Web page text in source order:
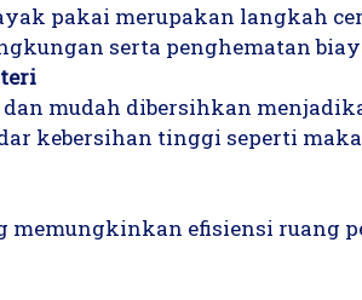
pakai merupakan langkah
serta penghematan
mudah dibersihkan
kebersihan tinggi seperti
memungkinkan efisiensi ruang